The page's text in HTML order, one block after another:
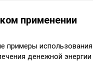
применении
примеры использования
денежной энергии